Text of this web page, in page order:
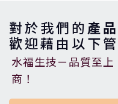
對於我們的產品
歡迎藉由以下
水福生技－品質至
商！